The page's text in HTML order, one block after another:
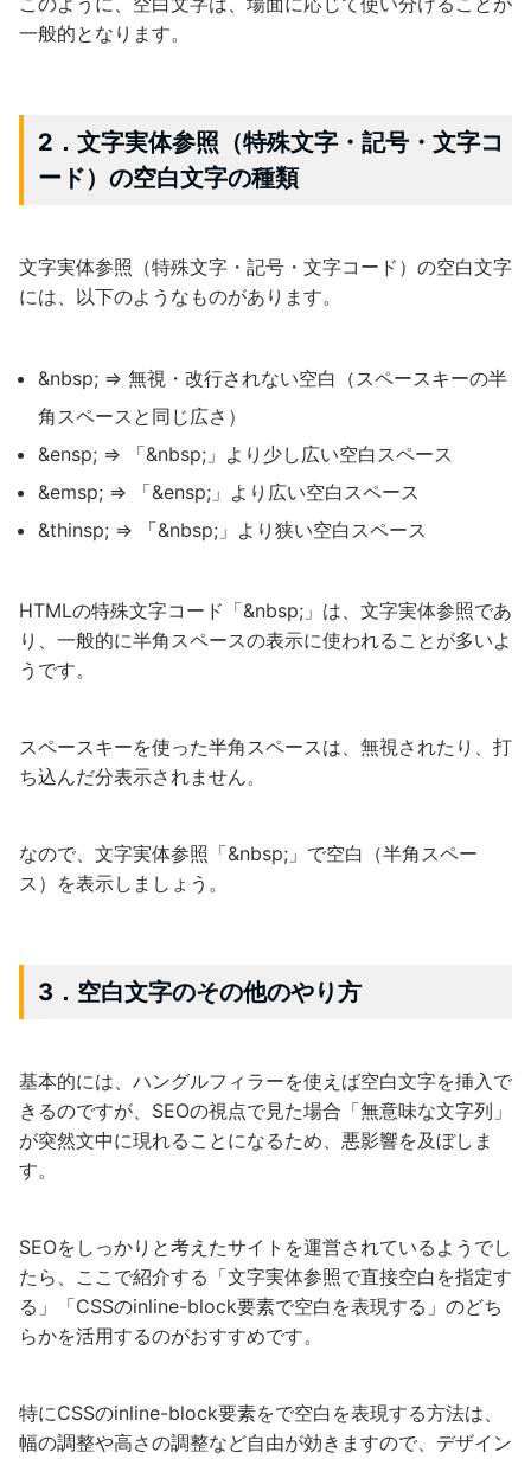
一般的となります。
2．文字実体参照（特殊文字・記号・文字コ
ード）の空白文字の種類
文字実体参照（特殊文字・記号・文字コード）の空白文字
には、以下のようなものがあります。
&nbsp; ⇒ 無視・改行されない空白（スペースキーの半
角スペースと同じ広さ）
&ensp; ⇒ 「&nbsp;」より少し広い空白スペース
&emsp; ⇒ 「&ensp;」より広い空白スペース
&thinsp; ⇒ 「&nbsp;」より狭い空白スペース
HTMLの特殊文字コード「&nbsp;」は、文字実体参照であ
り、一般的に半角スペースの表示に使われることが多いよ
うです。
スペースキーを使った半角スペースは、無視されたり、打
ち込んだ分表示されません。
なので、文字実体参照「&nbsp;」で空白（半角スペー
ス）を表示しましょう。
3．空白文字のその他のやり方
基本的には、ハングルフィラーを使えば空白文字を挿入で
きるのですが、SEOの視点で見た場合「無意味な文字列」
が突然文中に現れることになるため、悪影響を及ぼしま
す。
SEOをしっかりと考えたサイトを運営されているようでし
たら、ここで紹介する「文字実体参照で直接空白を指定す
る」「CSSのinline-block要素で空白を表現する」のどち
らかを活用するのがおすすめです。
特にCSSのinline-block要素をで空白を表現する方法は、
幅の調整や高さの調整など自由が効きますので、デザイン